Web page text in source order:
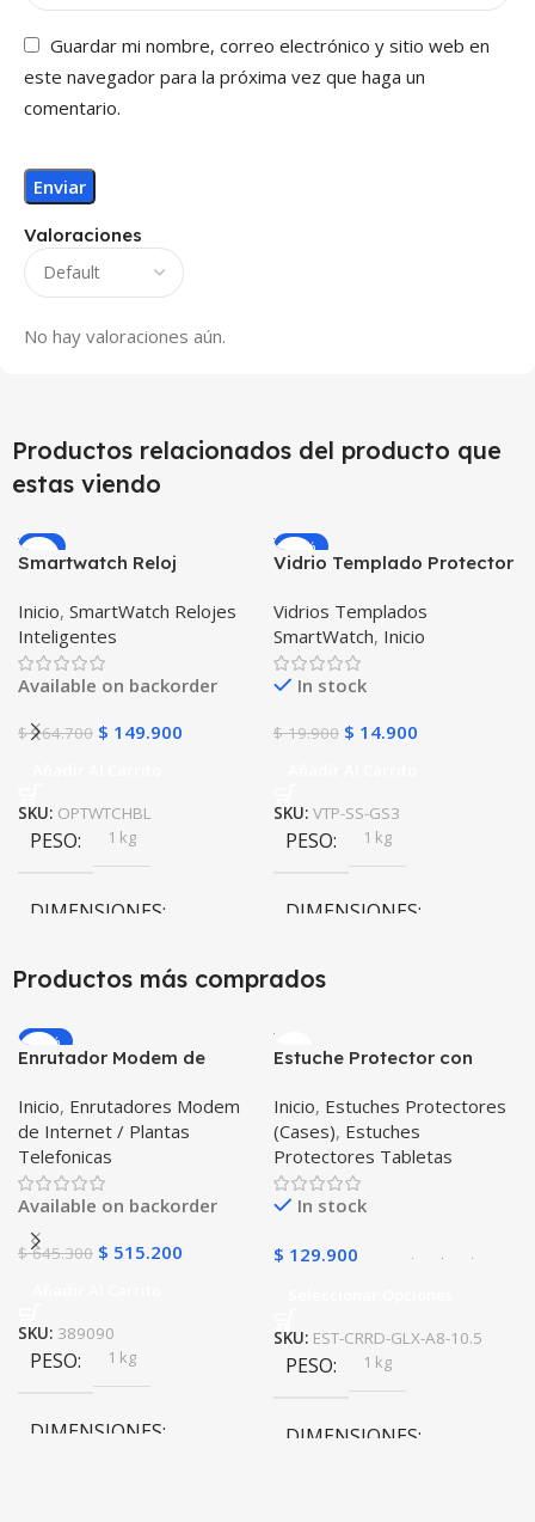
Valoraciones
No hay valoraciones aún.
Guardar mi nombre, correo electrónico y sitio web en
este navegador para la próxima vez que haga un
comentario.
Productos relacionados del producto que
estas viendo
-9%
Smartwatch Reloj
WATCH BLACK™ (PK W34
Iwo 10 12) Compatible
Android y iPhone
Inicio, SmartWatch Relojes
Inteligentes
Available on backorder
$164.700 $ 149.900
SKU: OPTWTCHBL
PESO 1 kg
DIMENSIONES
10 × 10 × 10 cm
-25%
Vidrio Templado Protector
Smartwatch Samsung
Gear S3 Frontier
Vidrios Templados
SmartWatch, Inicio
In stock
$19.900 $ 14.900
SKU: VTP-SS-GS3
PESO 1 kg
DIMENSIONES
10 × 10 × 10 cm
Productos más comprados
-20%
Enrutador Modem de
Libre Todo Operador 4G
LTE SIMCARD
Inicio, Enrutadores Modem
de Internet / Plantas
Telefonicas
Available on backorder
$645.300 $ 515.200
SKU: 389090
PESO 1 kg
DIMENSIONES
Estuche Protector con
Tablet Samsung Galaxy
Tab A8 10.5 2021 – 2022
SM-x200 SM-x205 Anti
golpes con soporte
Inicio, Estuches Protectores
(Cases), Estuches
Protectores Tabletas
In stock
$ 129.900
SKU: EST-CRRD-GLX-A8-10.5
PESO 1 kg
DIMENSIONES